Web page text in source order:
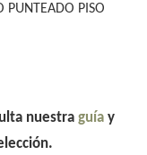
PUNTEADO PISO
nuestra guíay